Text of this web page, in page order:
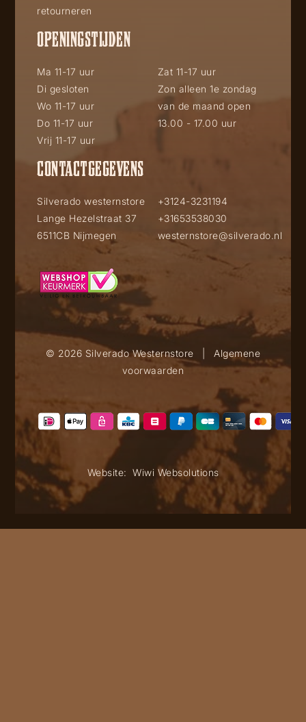
retourneren
OPENINGSTIJDEN
Ma 11-17 uur
Di gesloten
Wo 11-17 uur
Do 11-17 uur
Vrij 11-17 uur
Zat 11-17 uur
Zon alleen 1e zondag
van de maand open
13.00 - 17.00 uur
CONTACTGEGEVENS
Silverado westernstore
Lange Hezelstraat 37
6511CB Nijmegen
+3124-3231194
+31653538030
westernstore@silverado.nl
© 2026 Silverado Westernstore
Algemene
voorwaarden
Website: Wiwi Websolutions